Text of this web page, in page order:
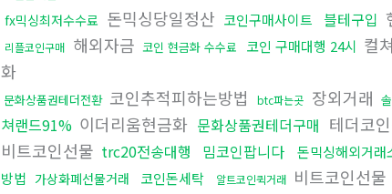
fx믹싱최저수수료 돈믹싱당일정산 코인구매사이트 블테구입
리플코인구매 해외자금 코인 현금화 수수료 코인 구매대행 24시 컬
화
문화상품권테더전환 코인추적피하는방법 btc파는곳 장외거래
쳐랜드91% 이더리움현금화 문화상품권테더구매 테더코
비트코인선물 trc20전송대행 밈코인팝니다 돈믹싱해외거래
방법 가상화폐선물거래 코인돈세탁 알트코인퀵거래 비트코인선물